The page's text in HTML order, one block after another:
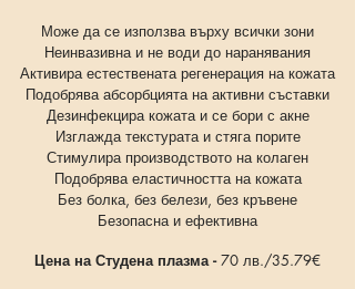
Може да се използва върху всички зони
Неинвазивна и не води до наранявания
Активира естествената регенерация на кожата
Подобрява абсорбцията на активни съставки
Дезинфекцира кожата и се бори с акне
Изглажда текстурата и стяга порите
Стимулира производството на колаген
Подобрява еластичността на кожата
Без болка, без белези, без кръвене
Безопасна и ефективна
Цена на Студена плазма -70 лв./35.79€